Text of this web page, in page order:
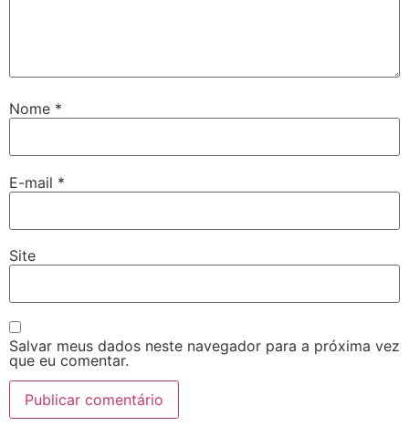
Nome *
E-mail *
Site
Salvar meus dados neste navegador para a próxima vez
que eu comentar.